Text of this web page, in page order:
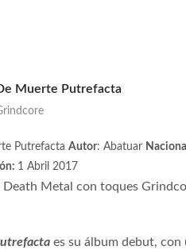
Muerte Putrefacta
Putrefacta Autor: Abatuar
1 Abril 2017
Death Metal con toques
es su álbum debut,